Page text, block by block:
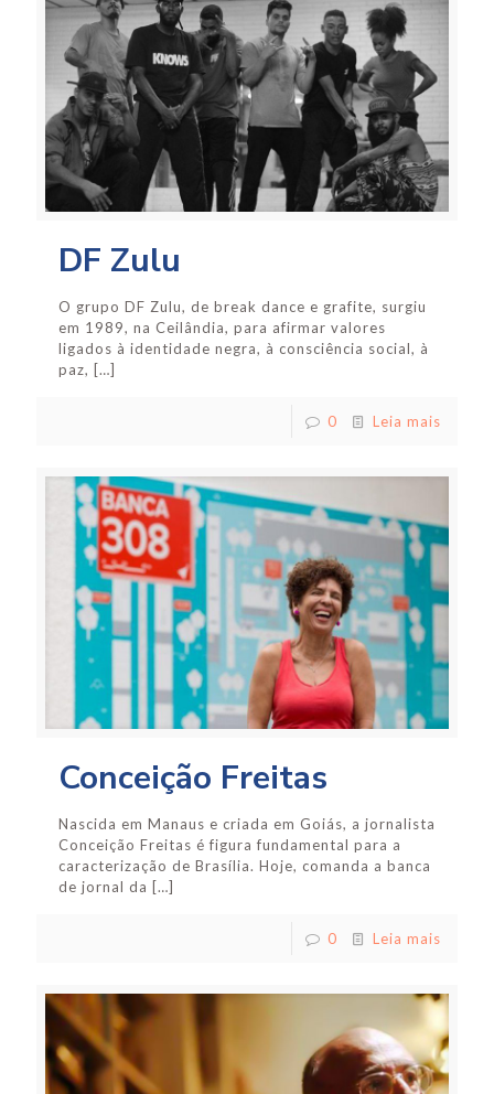
DF Zulu
O grupo DF Zulu, de break dance e grafite, surgiu
em 1989, na Ceilândia, para afirmar valores
ligados à identidade negra, à consciência social, à
paz, […]
0 Leia mais
Conceição Freitas
Nascida em Manaus e criada em Goiás, a jornalista
Conceição Freitas é figura fundamental para a
caracterização de Brasília. Hoje, comanda a banca
de jornal da […]
0 Leia mais